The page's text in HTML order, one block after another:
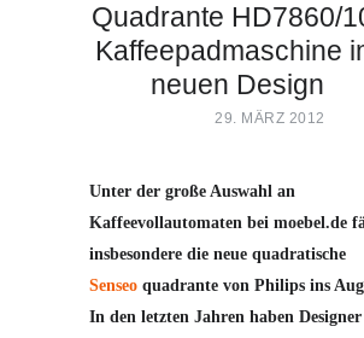
Quadrante HD7860/
Kaffeepadmaschine
neuen Design
29. MÄRZ 2012
Unter der große Auswahl an
Kaffeevollautomaten bei moebel.de
insbesondere die neue quadratische
Senseo quadrante von Philips ins
In den letzten Jahren haben Designer